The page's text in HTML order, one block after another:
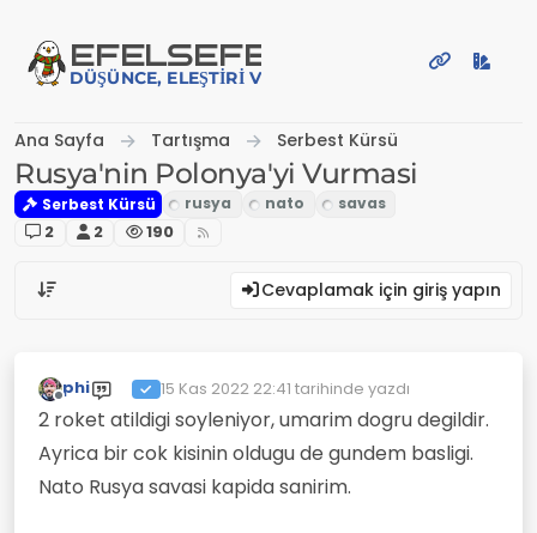
EFELSEFE
DÜŞÜNCE, ELEŞTIRI VE PAYLAŞIM PLATFORMU
Ana Sayfa Tartışma Serbest Kürsü
Rusya'nin Polonya'yi Vurmasi
Serbest Kürsü
2
2 190
Cevaplamak için giriş yapın
Çevrimdışı
phi 15 Kas 2022 22:41 tarihinde yazdı
Son düzenleyen:
2 roket atildigi soyleniyor, umarim dogru degildir.
Ayrica bir cok kisinin oldugu de gundem basligi.
Nato Rusya savasi kapida sanirim.